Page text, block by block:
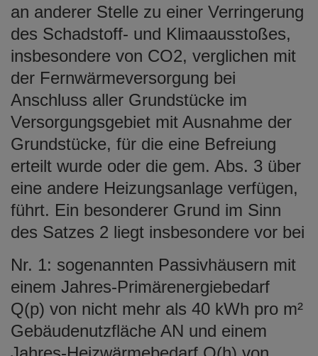
an anderer Stelle zu einer Verringerung
des Schadstoff- und Klimaausstoßes,
insbesondere von CO2, verglichen mit
der Fernwärmeversorgung bei
Anschluss aller Grundstücke im
Versorgungsgebiet mit Ausnahme der
Grundstücke, für die eine Befreiung
erteilt wurde oder die gem. Abs. 3 über
eine andere Heizungsanlage verfügen,
führt. Ein besonderer Grund im Sinn
des Satzes 2 liegt insbesondere vor bei
Nr. 1: sogenannten Passivhäusern mit
einem Jahres-Primärenergiebedarf
Q(p) von nicht mehr als 40 kWh pro m²
Gebäudenutzfläche AN und einem